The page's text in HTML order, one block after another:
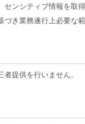
ンシティブ情報を取
き業務遂行上必要な
提供を行いません。